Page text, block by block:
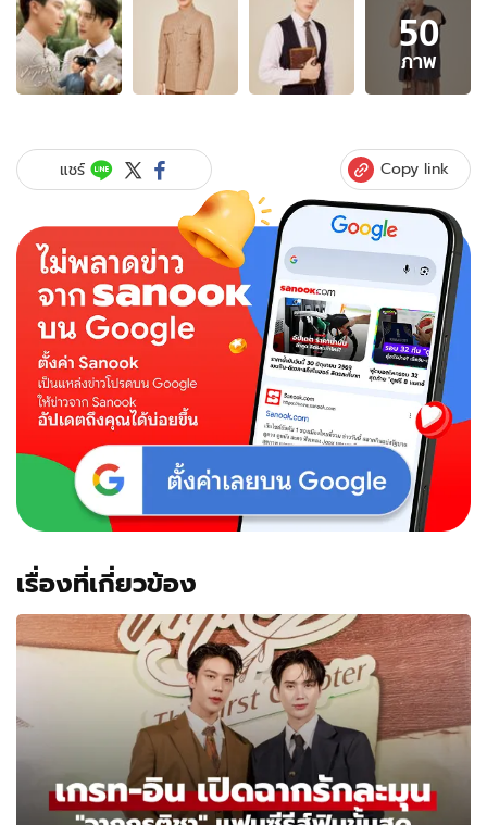
ภาพ
50
ภาพ
ของ
เคมี
หวาน
ฉาก
"จา
ติชา"
พีเรียด
วาย
แรก
GMMTV
50
ภาพ
แชร์ Copy link
เรื่องที่เกี่ยวข้อง